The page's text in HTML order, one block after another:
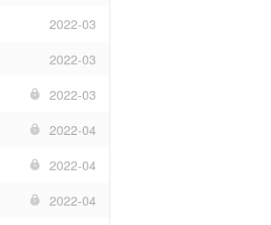
2022-03
2022-03
2022-03
2022-04
2022-04
2022-04